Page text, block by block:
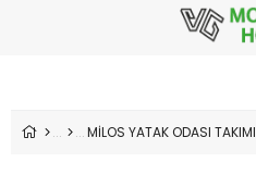
MİLOS YATAK ODASI TAKIMI